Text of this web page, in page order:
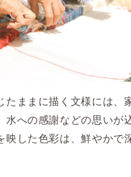
たままに描く文様には、
水への感謝などの思いが
映した色彩は、鮮やかで